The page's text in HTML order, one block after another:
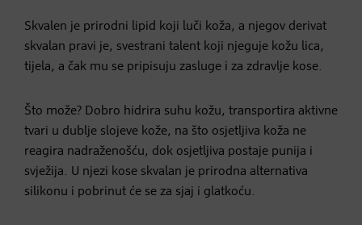
Skvalen je prirodni lipid koji luči koža, a njegov derivat
skvalan pravi je, svestrani talent koji njeguje kožu lica,
tijela, a čak mu se pripisuju zasluge i za zdravlje kose.
Što može? Dobro hidrira suhu kožu, transportira aktivne
tvari u dublje slojeve kože, na što osjetljiva koža ne
reagira nadraženošću, dok osjetljiva postaje punija i
svježija. U njezi kose skvalan je prirodna alternativa
silikonu i pobrinut će se za sjaj i glatkoću.